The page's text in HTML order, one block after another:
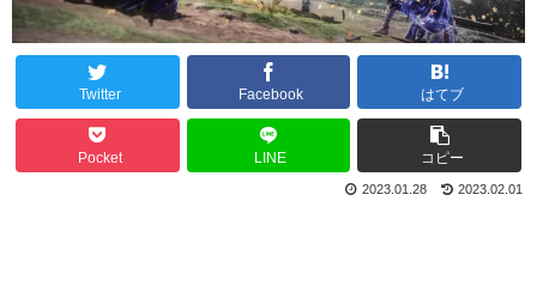
Twitter Facebook はてブ
Pocket LINE コピー
2023.02.01
2023.01.28